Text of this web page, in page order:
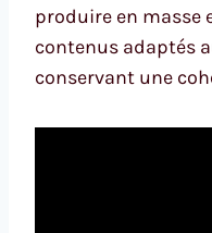
produire en masse
contenus adaptés
conservant une